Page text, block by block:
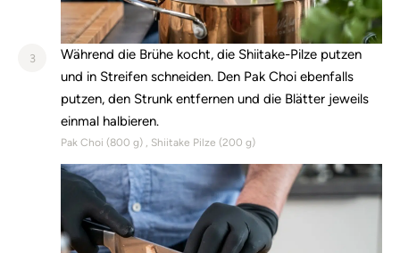
3
Während die Brühe kocht, die Shiitake-Pilze putzen
und in Streifen schneiden. Den Pak Choi ebenfalls
putzen, den Strunk entfernen und die Blätter jeweils
einmal halbieren.
Pak Choi (800 g) Shiitake Pilze (200 g)